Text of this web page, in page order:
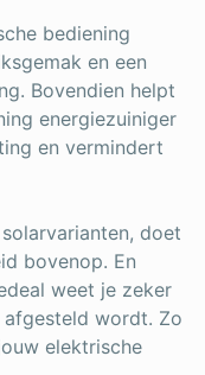
bediening
en een
Bovendien helpt
energiezuiniger
en vermindert
doet
bovenop. En
weet je zeker
wordt. Zo
elektrische